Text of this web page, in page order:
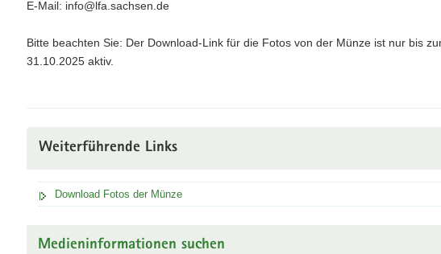
E-Mail: info@lfa.sachsen.de
Bitte beachten Sie: Der Download-Link für die Fotos von der Münze ist nur bis
31.10.2025 aktiv.
Weiterführende Links
Download Fotos der Münze
Medieninformationen suchen